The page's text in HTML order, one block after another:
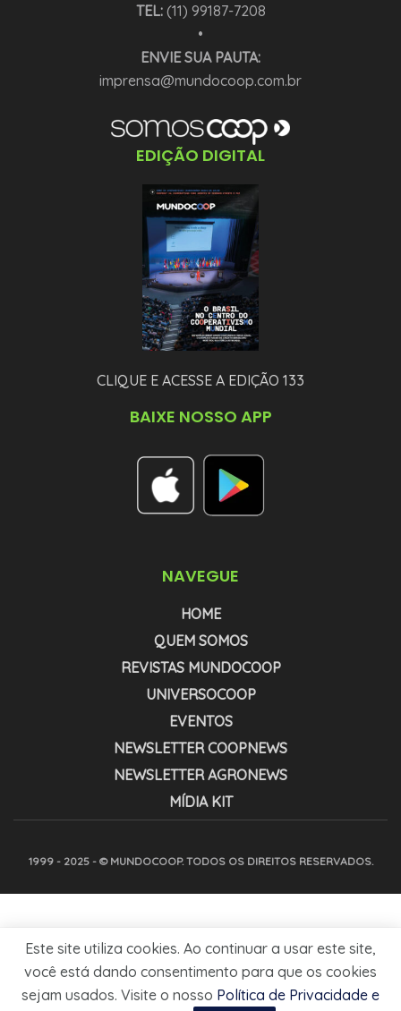
TEL:(11) 99187-7208
•
ENVIE SUA PAUTA:
imprensa@mundocoop.com.br
EDIÇÃO DIGITAL
CLIQUE E ACESSE A EDIÇÃO 133
BAIXE NOSSO APP
NAVEGUE
HOME
QUEM SOMOS
REVISTAS MUNDOCOOP
UNIVERSOCOOP
EVENTOS
NEWSLETTER COOPNEWS
NEWSLETTER AGRONEWS
MÍDIA KIT
1999 - 2025 - © MUNDOCOOP. TODOS OS DIREITOS RESERVADOS.
Este site utiliza cookies. Ao continuar a usar este site,
você está dando consentimento para que os cookies
sejam usados. Visite o nosso Política de Privacidade e